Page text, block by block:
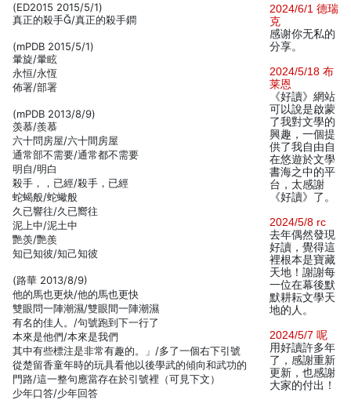
(ED2015 2015/5/1)
真正的殺手/真正的殺手鐧
(mPDB 2015/5/1)
暈旋/暈眩
永恒/永恆
佈署/部署
(mPDB 2013/8/9)
羡慕/羨慕
六十問房屋/六十間房屋
通常部不需要/通常都不需要
明自/明白
殺手，，已經/殺手，已經
蛇蝎般/蛇蠍般
久已響往/久已嚮往
泥上中/泥土中
艷羡/艷羨
知已知彼/知己知彼
(路華 2013/8/9)
他的馬也更炔/他的馬也更快
雙眼問一陣潮濕/雙眼間一陣潮濕
有名的佳人。/句號跑到下一行了
本來是他們/本來是我們
其中有些標注是非常有趣的。」/多了一個右下引號
從楚留香童年時的玩具看他以後學武的傾向和武功的
門路/這一整句應當存在於引號裡（可見下文）
少年口答/少年回答
2024/6/1 德瑞
克
感谢你无私的
分享。
2024/5/18 布
莱恩
《好讀》網站
可以說是啟蒙
了我對文學的
興趣，一個提
供了我自由自
在悠遊於文學
書海之中的平
台，太感謝
《好讀》了。
2024/5/8 rc
去年偶然發現
好讀，覺得這
裡根本是寶藏
天地！謝謝每
一位在幕後默
默耕耘文學天
地的人。
2024/5/7 呢
用好讀許多年
了，感謝重新
更新，也感謝
大家的付出！